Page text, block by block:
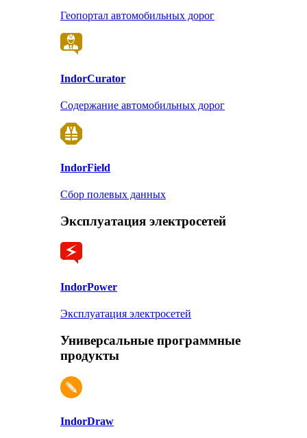
Геопортал автомобильных дорог
IndorCurator
Содержание автомобильных дорог
IndorField
Сбор полевых данных
Эксплуатация электросетей
IndorPower
Эксплуатация электросетей
Универсальные программные
продукты
IndorDraw